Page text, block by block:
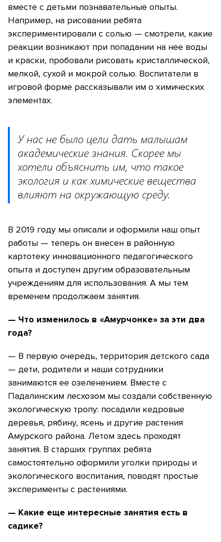
вместе с детьми познавательные опыты.
Например, на рисовании ребята
экспериментировали с солью — смотрели, какие
реакции возникают при попадании на нее воды
и краски, пробовали рисовать кристаллической,
мелкой, сухой и мокрой солью. Воспитатели в
игровой форме рассказывали им о химических
элементах.
У нас не было цели дать малышам
академические знания. Скорее мы
хотели объяснить им, что такое
экология и как химические вещества
влияют на окружающую среду.
В 2019 году мы описали и оформили наш опыт
работы — теперь он внесен в районную
картотеку инновационного педагогического
опыта и доступен другим образовательным
учреждениям для использования. А мы тем
временем продолжаем занятия.
— Что изменилось в «Амурчонке» за эти два
года?
— В первую очередь, территория детского сада
— дети, родители и наши сотрудники
занимаются ее озеленением. Вместе с
Падалинским лесхозом мы создали собственную
экологическую тропу: посадили кедровые
деревья, рябину, ясень и другие растения
Амурского района. Летом здесь проходят
занятия. В старших группах ребята
самостоятельно оформили уголки природы и
экологического воспитания, поводят простые
эксперименты с растениями.
— Какие еще интересные занятия есть в
садике?